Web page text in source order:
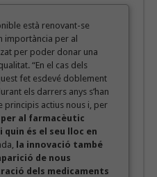
està renovant-se
importància per al
per poder donar una
“En el cas dels
fet esdevé doblement
els darrers anys s’han
principis actius nous i, per
al farmacèutic
és el seu lloc en
la innovació també
de nous
dels medicaments